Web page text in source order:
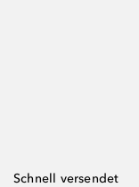
Schnell versendet